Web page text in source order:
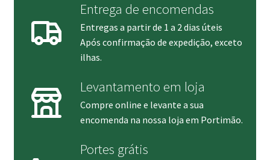
Entrega de encomendas
Entregas a partir de 1 a 2 dias úteis
Após confirmação de expedição, exceto
ilhas.
Levantamento em loja
Compre online e levante a sua
encomenda na nossa loja em Portimão.
Portes grátis